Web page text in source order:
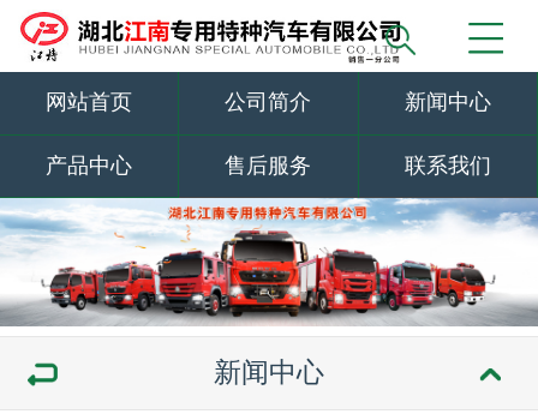
网站首页 公司简介 新闻中心
产品中心 售后服务 联系我们
新闻中心